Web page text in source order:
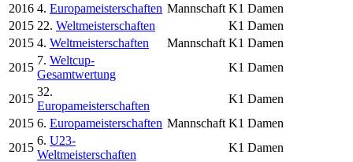
2016 4. Europameisterschaften Mannschaft K1 Damen
2015 22. Weltmeisterschaften
K1 Damen
2015 4. Weltmeisterschaften Mannschaft K1 Damen
2015
7. Weltcup-
Gesamtwertung
K1 Damen
2015
32.
Europameisterschaften
K1 Damen
2015 6. Europameisterschaften Mannschaft K1 Damen
2015
6. U23-
Weltmeisterschaften
K1 Damen